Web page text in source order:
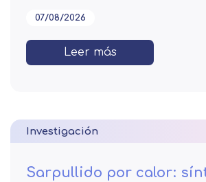
07/08/2026
Leer más
Investigación
Sarpullido por calor: